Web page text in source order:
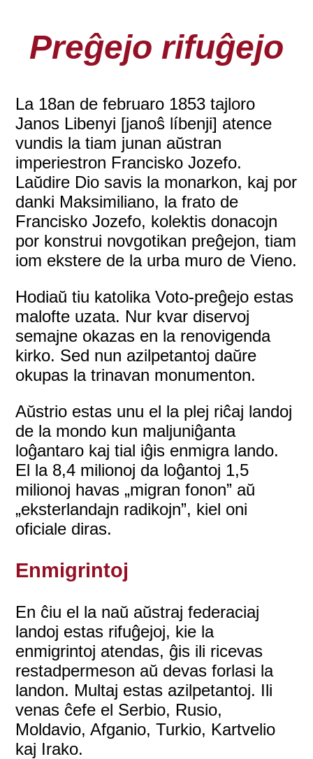
Preĝejo rifuĝejo
La 18an de februaro 1853 tajloro
Janos Libenyi [janoŝ líbenji] atence
vundis la tiam junan aŭstran
imperiestron Francisko Jozefo.
Laŭdire Dio savis la monarkon, kaj por
danki Maksimiliano, la frato de
Francisko Jozefo, kolektis donacojn
por konstrui novgotikan preĝejon, tiam
iom ekstere de la urba muro de Vieno.
Hodiaŭ tiu katolika Voto-preĝejo estas
malofte uzata. Nur kvar diservoj
semajne okazas en la renovigenda
kirko. Sed nun azilpetantoj daŭre
okupas la trinavan monumenton.
Aŭstrio estas unu el la plej riĉaj landoj
de la mondo kun maljuniĝanta
loĝantaro kaj tial iĝis enmigra lando.
El la 8,4 milionoj da loĝantoj 1,5
milionoj havas „migran fonon” aŭ
„eksterlandajn radikojn”, kiel oni
oficiale diras.
Enmigrintoj
En ĉiu el la naŭ aŭstraj federaciaj
landoj estas rifuĝejoj, kie la
enmigrintoj atendas, ĝis ili ricevas
restadpermeson aŭ devas forlasi la
landon. Multaj estas azilpetantoj. Ili
venas ĉefe el Serbio, Rusio,
Moldavio, Afganio, Turkio, Kartvelio
kaj Irako.